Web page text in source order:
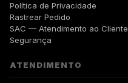
Política de Privacidade
Rastrear Pedido
SAC — Atendimento ao Cliente
Segurança
ATENDIMENTO